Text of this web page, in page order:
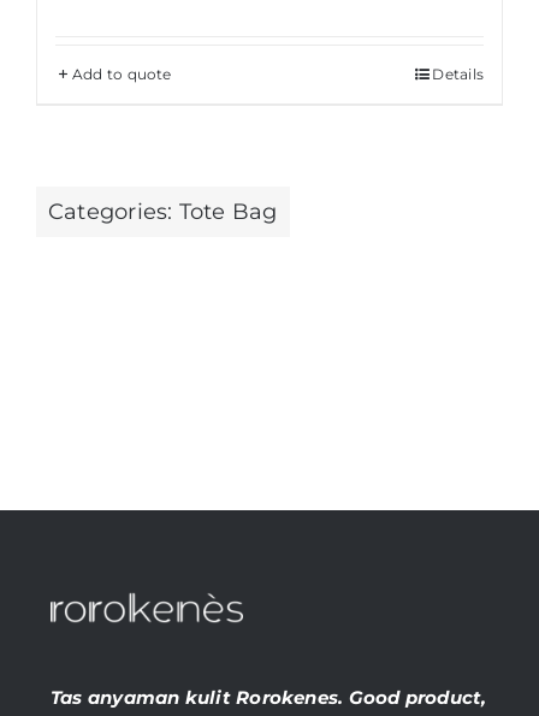
Add to quote Details
Categories: Tote Bag
Tas anyaman kulit Rorokenes. Good product,